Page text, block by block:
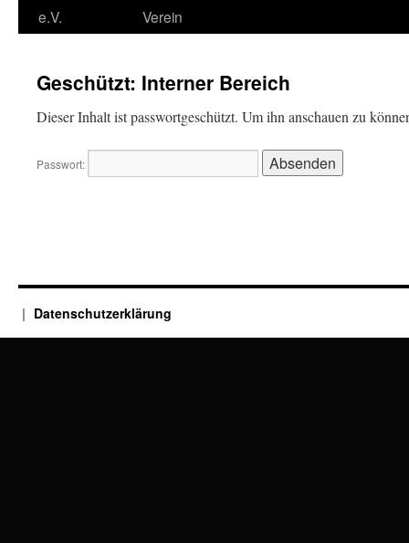
Inhalt
e.V.
Verein
Geschützt: Interner Bereich
Dieser Inhalt ist passwortgeschützt. Um ihn anschauen zu
Passwort:
Datenschutzerklärung